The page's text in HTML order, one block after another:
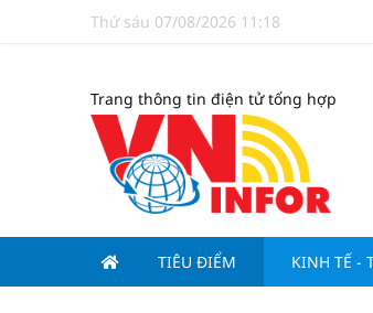
Thứ sáu 07/08/2026 11:18
Trang thông tin điện tử tổng hợp
TIÊU ĐIỂM KINH TẾ -